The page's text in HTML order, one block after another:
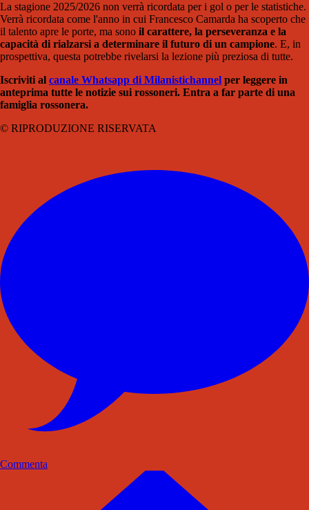
La stagione 2025/2026 non verrà ricordata per i gol o per le statistiche.
Verrà ricordata come l'anno in cui Francesco Camarda ha scoperto che
il talento apre le porte, ma sono il carattere, la perseveranza e la
capacità di rialzarsi a determinare il futuro di un campione. E, in
prospettiva, questa potrebbe rivelarsi la lezione più preziosa di tutte.
Iscriviti al canale Whatsapp di Milanistichannel per leggere in
anteprima tutte le notizie sui rossoneri. Entra a far parte di una
famiglia rossonera.
© RIPRODUZIONE RISERVATA
Commenta